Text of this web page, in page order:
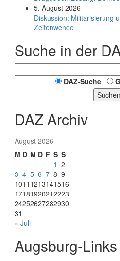
5. August 2026
Diskussion: Mi­li­ta­ri­sie­rung
Zeitenwende
Suche in der
DAZ-Suche
Suchen
DAZ Archiv
August 2026
M D M D F S S
1 2
3 4 5 6 7 8 9
1011 1213141516
17181920212223
24252627282930
31
« Juli
Augsburg-Links